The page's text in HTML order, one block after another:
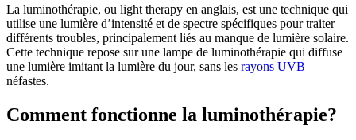
La luminothérapie, ou light therapy en anglais, est une technique qui
utilise une lumière d’intensité et de spectre spécifiques pour traiter
différents troubles, principalement liés au manque de lumière solaire.
Cette technique repose sur une lampe de luminothérapie qui diffuse
une lumière imitant la lumière du jour, sans les rayons UVB
néfastes.
Comment fonctionne la luminothérapie?